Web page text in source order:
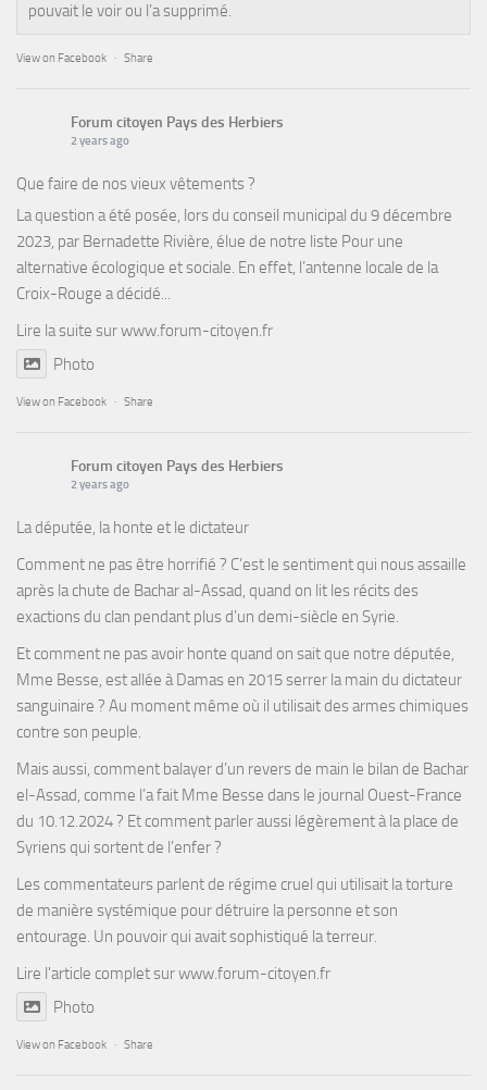
pouvait le voir ou l’a supprimé.
View on Facebook · Share
Forum citoyen Pays des Herbiers
2 years ago
Que faire de nos vieux vêtements ?
La question a été posée, lors du conseil municipal du 9 décembre
2023, par Bernadette Rivière, élue de notre liste Pour une
alternative écologique et sociale. En effet, l’antenne locale de la
Croix-Rouge a décidé...
Lire la suite surwww.forum-citoyen.fr
Photo
View on Facebook · Share
Forum citoyen Pays des Herbiers
2 years ago
La députée, la honte et le dictateur
Comment ne pas être horrifié ? C’est le sentiment qui nous assaille
après la chute de Bachar al-Assad, quand on lit les récits des
exactions du clan pendant plus d’un demi-siècle en Syrie.
Et comment ne pas avoir honte quand on sait que notre députée,
Mme Besse, est allée à Damas en 2015 serrer la main du dictateur
sanguinaire ? Au moment même où il utilisait des armes chimiques
contre son peuple.
Mais aussi, comment balayer d’un revers de main le bilan de Bachar
el-Assad, comme l’a fait Mme Besse dans le journal Ouest-France
du 10.12.2024 ? Et comment parler aussi légèrement à la place de
Syriens qui sortent de l’enfer ?
Les commentateurs parlent de régime cruel qui utilisait la torture
de manière systémique pour détruire la personne et son
entourage. Un pouvoir qui avait sophistiqué la terreur.
Lire l'article complet surwww.forum-citoyen.fr
Photo
View on Facebook · Share